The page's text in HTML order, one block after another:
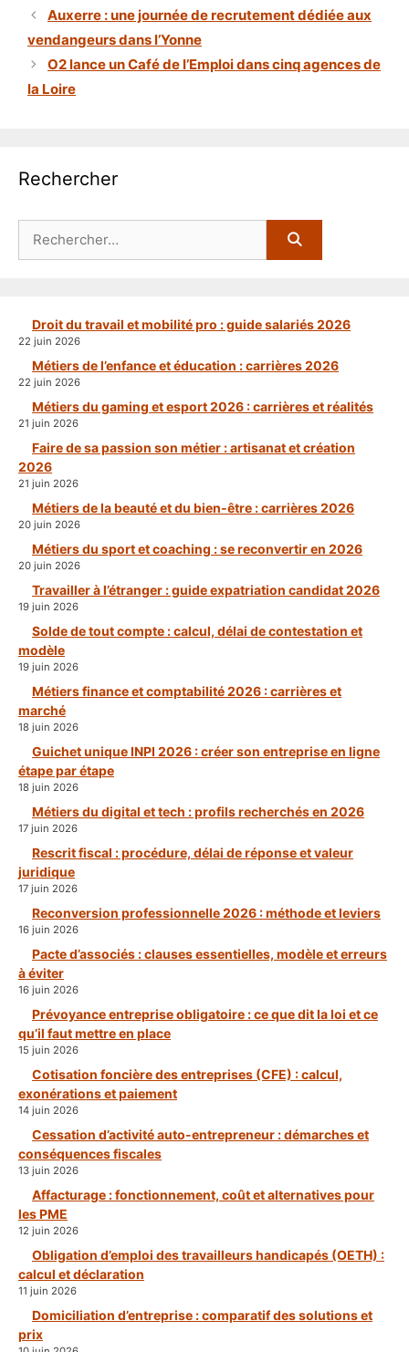
Auxerre : une journée de recrutement dédiée aux
vendangeurs dans l’Yonne
O2 lance un Café de l’Emploi dans cinq agences de
la Loire
Rechercher
Droit du travail et mobilité pro : guide salariés 2026
22 juin 2026
Métiers de l’enfance et éducation : carrières 2026
22 juin 2026
Métiers du gaming et esport 2026 : carrières et réalités
21 juin 2026
Faire de sa passion son métier : artisanat et création
2026
21 juin 2026
Métiers de la beauté et du bien-être : carrières 2026
20 juin 2026
Métiers du sport et coaching : se reconvertir en 2026
20 juin 2026
Travailler à l’étranger : guide expatriation candidat 2026
19 juin 2026
Solde de tout compte : calcul, délai de contestation et
modèle
19 juin 2026
Métiers finance et comptabilité 2026 : carrières et
marché
18 juin 2026
Guichet unique INPI 2026 : créer son entreprise en ligne
étape par étape
18 juin 2026
Métiers du digital et tech : profils recherchés en 2026
17 juin 2026
Rescrit fiscal : procédure, délai de réponse et valeur
juridique
17 juin 2026
Reconversion professionnelle 2026 : méthode et leviers
16 juin 2026
Pacte d’associés : clauses essentielles, modèle et erreurs
à éviter
16 juin 2026
Prévoyance entreprise obligatoire : ce que dit la loi et ce
qu’il faut mettre en place
15 juin 2026
Cotisation foncière des entreprises (CFE) : calcul,
exonérations et paiement
14 juin 2026
Cessation d’activité auto-entrepreneur : démarches et
conséquences fiscales
13 juin 2026
Affacturage : fonctionnement, coût et alternatives pour
les PME
12 juin 2026
Obligation d’emploi des travailleurs handicapés (OETH) :
calcul et déclaration
11 juin 2026
Domiciliation d’entreprise : comparatif des solutions et
prix